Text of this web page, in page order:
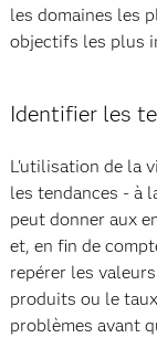
les domaines les
objectifs les plus
Identifier les
L'utilisation de la
les tendances - à
peut donner aux
et, en fin de
repérer les
produits ou le
problèmes avant